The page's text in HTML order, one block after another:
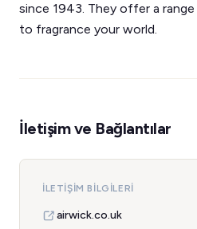
since 1943. They offer a
to fragrance your world.
İletişim ve Bağlantılar
İLETIŞIM BILGILERI
airwick.co.uk